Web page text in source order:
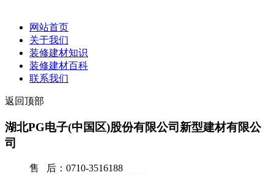
网站首页
关于我们
装修建材知识
装修建材百科
联系我们
返回顶部
湖北PG电子(中国区)股份有限公司新型建材有限公
司
售 后：0710-3516188